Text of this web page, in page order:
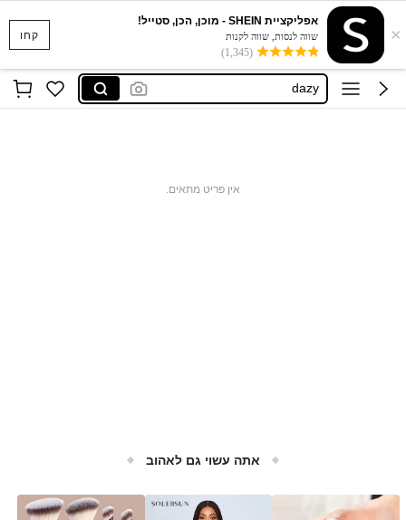
קחו ×
אפליקציית SHEIN - מוכן, הכן, סטייל!
שווה לנסות, שווה לקנות
(1,345)
anewsta
motf
dazy
אין פריט מתאים.
אתה עשוי גם לאהוב